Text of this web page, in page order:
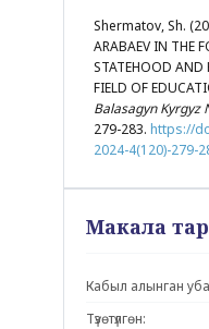
Shermatov, Sh.
ARABAEV IN THE
STATEHOOD AND
FIELD OF
Balasagyn Kyrgyz
279-283. https://
2024-4(120)-279-
Макала
Кабыл алынган
Түзөтүлгөн: